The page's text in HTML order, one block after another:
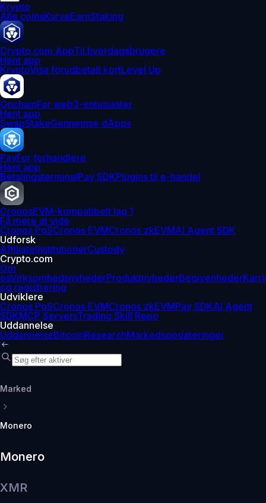
Krypto
Alle coinsKurveEarnStaking
Crypto.com AppTil hverdagsbrugere
Hent app
KryptoVisa forudbetalt kortLevel Up
OnchainFor web3-entusiaster
Hent app
SwapStakeGennemse dApps
PayFor forhandlere
Hent app
BetalingsterminalPay SDKPlugins til e-handel
CronosEVM-kompatibelt lag 1
Få mere at vide
Cronos PoSCronos EVMCronos zkEVMAI Agent SDK
Udforsk
AffiliateInstitutionerCustody
Crypto.com
Om
osVirksomhedsnyhederProduktnyhederBegivenheder
og registrering
Udviklere
Cronos PoSCronos EVMCronos zkEVMPay SDKAI Agent
SDKMCP ServersTrading Skill Repo
Uddannelse
UddannelseBitcoinResearchMarkedsopdateringer
Marked
Monero
Monero
XMR